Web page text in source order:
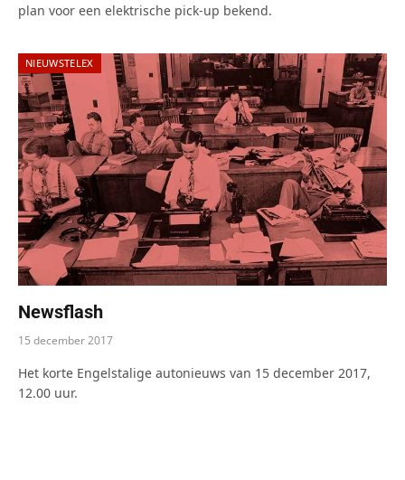
plan voor een elektrische pick-up bekend.
NIEUWSTELEX
Newsflash
15 december 2017
Het korte Engelstalige autonieuws van 15 december 2017,
12.00 uur.